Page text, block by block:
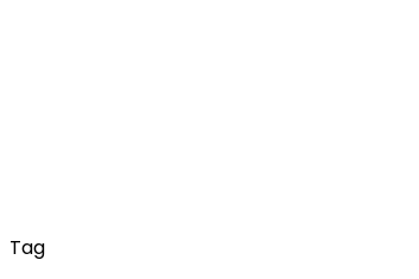
Tag